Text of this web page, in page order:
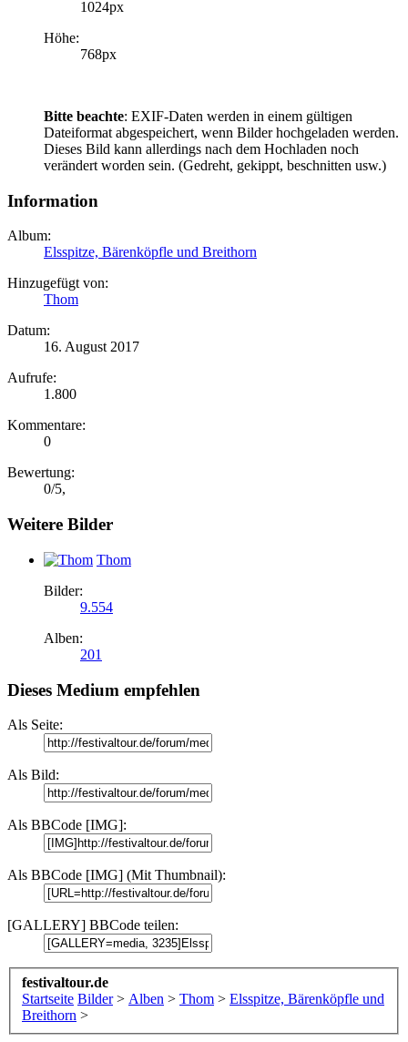
1024px
Höhe:
768px
Bitte beachte: EXIF-Daten werden in einem gültigen
Dateiformat abgespeichert, wenn Bilder hochgeladen werden.
Dieses Bild kann allerdings nach dem Hochladen noch
verändert worden sein. (Gedreht, gekippt, beschnitten usw.)
Information
Album:
Elsspitze, Bärenköpfle und Breithorn
Hinzugefügt von:
Thom
Datum:
16. August 2017
Aufrufe:
1.800
Kommentare:
0
Bewertung:
0/5,
Weitere Bilder
Thom
Bilder:
9.554
Alben:
201
Dieses Medium empfehlen
Als Seite:
Als Bild:
Als BBCode [IMG]:
Als BBCode [IMG] (Mit Thumbnail):
[GALLERY] BBCode teilen:
festivaltour.de
Startseite Bilder > Alben > Thom > Elsspitze, Bärenköpfle und
Breithorn >